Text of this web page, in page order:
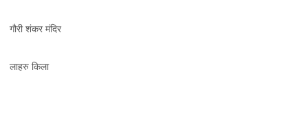
गौरी शंकर मंदिर
लाहरु किला